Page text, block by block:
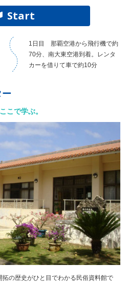
Start
1日目 那覇空港から飛行機で約
70分、南大東空港到着。レンタ
カーを借りて車で約10分
ー
こで学ぶ。
の歴史がひと目でわかる民俗資料館で